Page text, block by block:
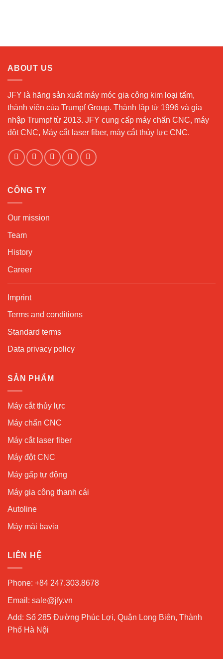
ABOUT US
JFY là hãng sản xuất máy móc gia công kim loại tấm,
thành viên của Trumpf Group. Thành lập từ 1996 và gia
nhập Trumpf từ 2013. JFY cung cấp máy chấn CNC, máy
đột CNC, Máy cắt laser fiber, máy cắt thủy lực CNC.
CÔNG TY
Our mission
Team
History
Career
Imprint
Terms and conditions
Standard terms
Data privacy policy
SẢN PHẨM
Máy cắt thủy lực
Máy chấn CNC
Máy cắt laser fiber
Máy đột CNC
Máy gấp tự động
Máy gia công thanh cái
Autoline
Máy mài bavia
LIÊN HỆ
Phone: +84 247.303.8678
Email: sale@jfy.vn
Add: Số 285 Đường Phúc Lợi, Quận Long Biên, Thành
Phố Hà Nội